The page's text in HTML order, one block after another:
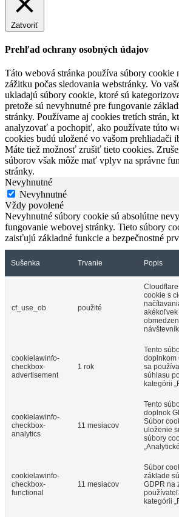
Zatvoriť
Prehľad ochrany osobných údajov
Táto webová stránka používa súbory cookie
zážitku počas sledovania webstránky. Vo
ukladajú súbory cookie, ktoré sú
pretože sú nevyhnutné pre fungovanie
stránky. Používame aj cookies tretích strán,
analyzovať a pochopiť, ako používate túto
cookies budú uložené vo vašom prehliadači
Máte tiež možnosť zrušiť tieto cookies.
súborov však môže mať vplyv na správne
stránky.
Nevyhnutné
Nevyhnutné
Vždy povolené
Nevyhnutné súbory cookie sú absolútne
fungovanie webovej stránky. Tieto súbory
zaisťujú základné funkcie a bezpečnostné
Sušenka Trvanie Popis
cf_use_ob použité
cookie s
akékoľvek
cookielawinfo-
checkbox-
advertisement
1 rok
Tento
doplnkom
sa
súhlasu
kategórii
cookielawinfo-
checkbox-
analytics
11 mesiacov
Tento
doplnok
Súbor
uloženie
súbory
cookielawinfo-
checkbox-
functional
11 mesiacov
Súbor
základe
GDPR na
kategórii